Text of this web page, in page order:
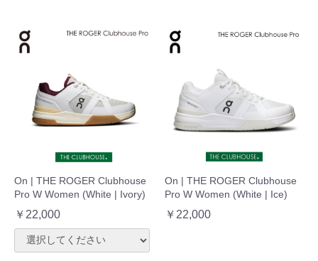
On | THE ROGER Clubhouse
Pro W Women (White | Ivory)
￥22,000
On | THE ROGER Clubhouse
Pro W Women (White | Ice)
￥22,000